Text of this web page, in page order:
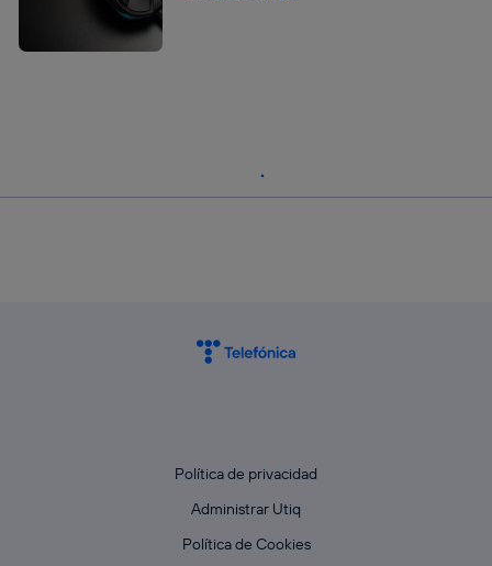
Política de privacidad
Administrar Utiq
Política de Cookies